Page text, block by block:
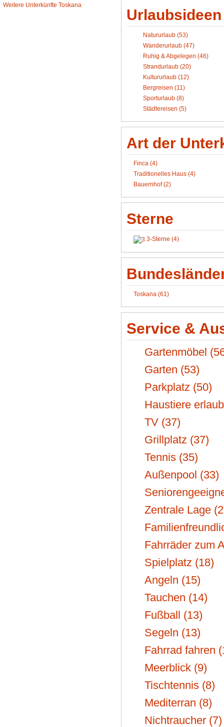
Weitere Unterkünfte Toskana
Natururlaub (53)
Wanderurlaub (47)
Ruhig & Abgelegen (46)
Strandurlaub (20)
Kultururlaub (12)
Bergreisen (11)
Sporturlaub (8)
Städtereisen (5)
Art der
Finca (4)
Traditionelles Haus (4)
Bauernhof (2)
Sterne
3-Sterne (4)
Toskana (61)
Service &
Gartenmöbel
Garten (53)
Parkplatz (50)
Haustiere
TV (37)
Grillplatz (37)
Tennis (35)
Außenpool (33)
Zentrale Lage
Fahrräder zum
Spielplatz (18)
Angeln (15)
Tauchen (14)
Fußball (13)
Segeln (13)
Fahrrad fahren
Meerblick (9)
Tischtennis (8)
Mediterran (8)
Nichtraucher (7)